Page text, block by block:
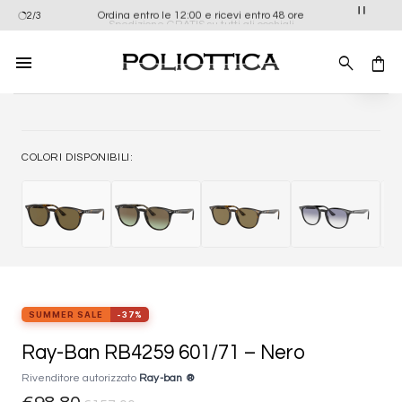
Salta
ai
contenuti
2/3
Spedizione GRATIS su tutti gli occhiali
Ordina entro le 12:00 e ricevi entro 48 ore
COLORI DISPONIBILI:
SUMMER SALE -37%
Ray-Ban RB4259 601/71 – Nero
Rivenditore autorizzato Ray-ban ®